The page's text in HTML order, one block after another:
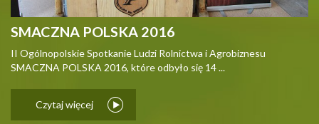
SMACZNA POLSKA 2016
II Ogólnopolskie Spotkanie Ludzi Rolnictwa i Agrobiznesu
SMACZNA POLSKA 2016, które odbyło się 14 ...
Czytaj więcej